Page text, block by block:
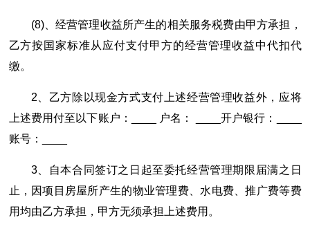
(8)、经营管理收益所产生的相关服务税费由甲方承担，
乙方按国家标准从应付支付甲方的经营管理收益中代扣代
缴。
2、乙方除以现金方式支付上述经营管理收益外，应将
上述费用付至以下账户：____ 户名： ____开户银行：____
账号：____
3、自本合同签订之日起至委托经营管理期限届满之日
止，因项目房屋所产生的物业管理费、水电费、推广费等费
用均由乙方承担，甲方无须承担上述费用。